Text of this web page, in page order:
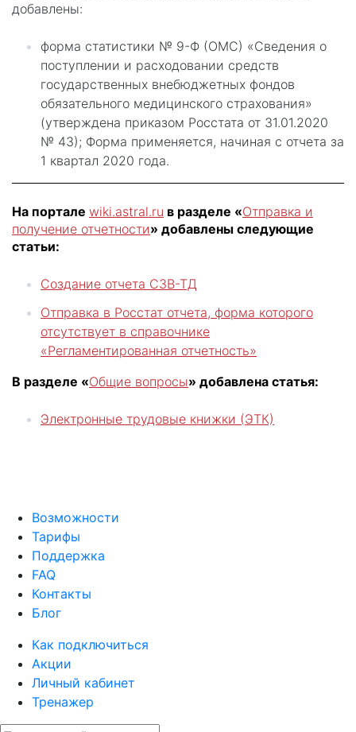
добавлены:
форма статистики № 9-Ф (ОМС) «Сведения о
поступлении и расходовании средств
государственных внебюджетных фондов
обязательного медицинского страхования»
(утверждена приказом Росстата от 31.01.2020
№ 43); Форма применяется, начиная с отчета за
1 квартал 2020 года.
На портале wiki.astral.ru в разделе «Отправка и
получение отчетности» добавлены следующие
статьи:
Создание отчета СЗВ-ТД
Отправка в Росстат отчета, форма которого
отсутствует в справочнике
«Регламентированная отчетность»
В разделе «Общие вопросы» добавлена статья:
Электронные трудовые книжки (ЭТК)
Возможности
Тарифы
Поддержка
FAQ
Контакты
Блог
Как подключиться
Акции
Личный кабинет
Тренажер